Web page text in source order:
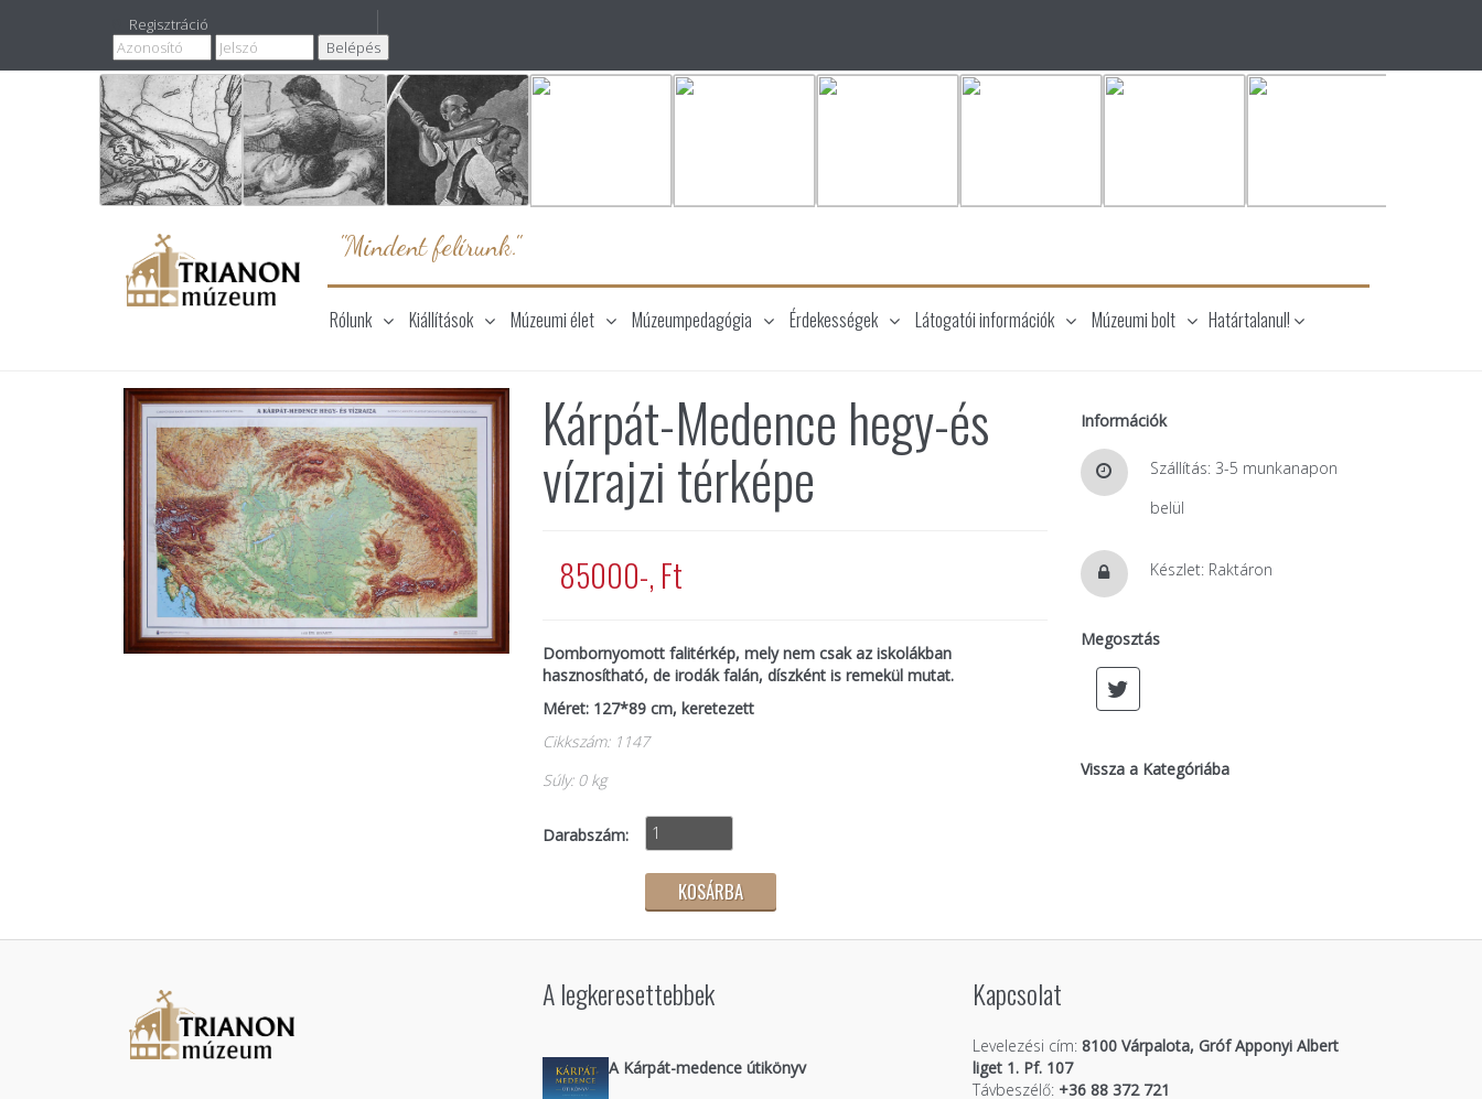
Regisztráció
"Mindent felírunk."
Rólunk Kiállítások Múzeumi élet Múzeumpedagógia Érdekességek Látogatói információk Múzeumi bolt Határtalanul!
Kárpát-Medence hegy-és
vízrajzi térképe
85000-, Ft
Dombornyomott falitérkép, mely nem csak az iskolákban
hasznosítható, de irodák falán, díszként is remekül mutat.
Méret: 127*89 cm, keretezett
Cikkszám: 1147
Súly: 0 kg
Darabszám:
Információk
Szállítás: 3-5 munkanapon
belül
Készlet: Raktáron
Megosztás
Vissza a Kategóriába
A legkeresettebbek
A Kárpát-medence útikönyv
Kapcsolat
Levelezési cím: 8100 Várpalota, Gróf Apponyi Albert
liget 1. Pf. 107
Távbeszélő: +36 88 372 721